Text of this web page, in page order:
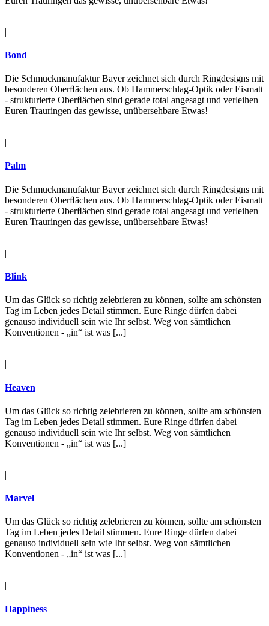
|
Bond
Die Schmuckmanufaktur Bayer zeichnet sich durch Ringdesigns mit
besonderen Oberﬂächen aus. Ob Hammerschlag-Optik oder Eismatt
- strukturierte Oberﬂächen sind gerade total angesagt und verleihen
Euren Trauringen das gewisse, unübersehbare Etwas!
|
Palm
Die Schmuckmanufaktur Bayer zeichnet sich durch Ringdesigns mit
besonderen Oberﬂächen aus. Ob Hammerschlag-Optik oder Eismatt
- strukturierte Oberﬂächen sind gerade total angesagt und verleihen
Euren Trauringen das gewisse, unübersehbare Etwas!
|
Blink
Um das Glück so richtig zelebrieren zu können, sollte am schönsten
Tag im Leben jedes Detail stimmen. Eure Ringe dürfen dabei
genauso individuell sein wie Ihr selbst. Weg von sämtlichen
Konventionen - „in“ ist was [...]
|
Heaven
Um das Glück so richtig zelebrieren zu können, sollte am schönsten
Tag im Leben jedes Detail stimmen. Eure Ringe dürfen dabei
genauso individuell sein wie Ihr selbst. Weg von sämtlichen
Konventionen - „in“ ist was [...]
|
Marvel
Um das Glück so richtig zelebrieren zu können, sollte am schönsten
Tag im Leben jedes Detail stimmen. Eure Ringe dürfen dabei
genauso individuell sein wie Ihr selbst. Weg von sämtlichen
Konventionen - „in“ ist was [...]
|
Happiness